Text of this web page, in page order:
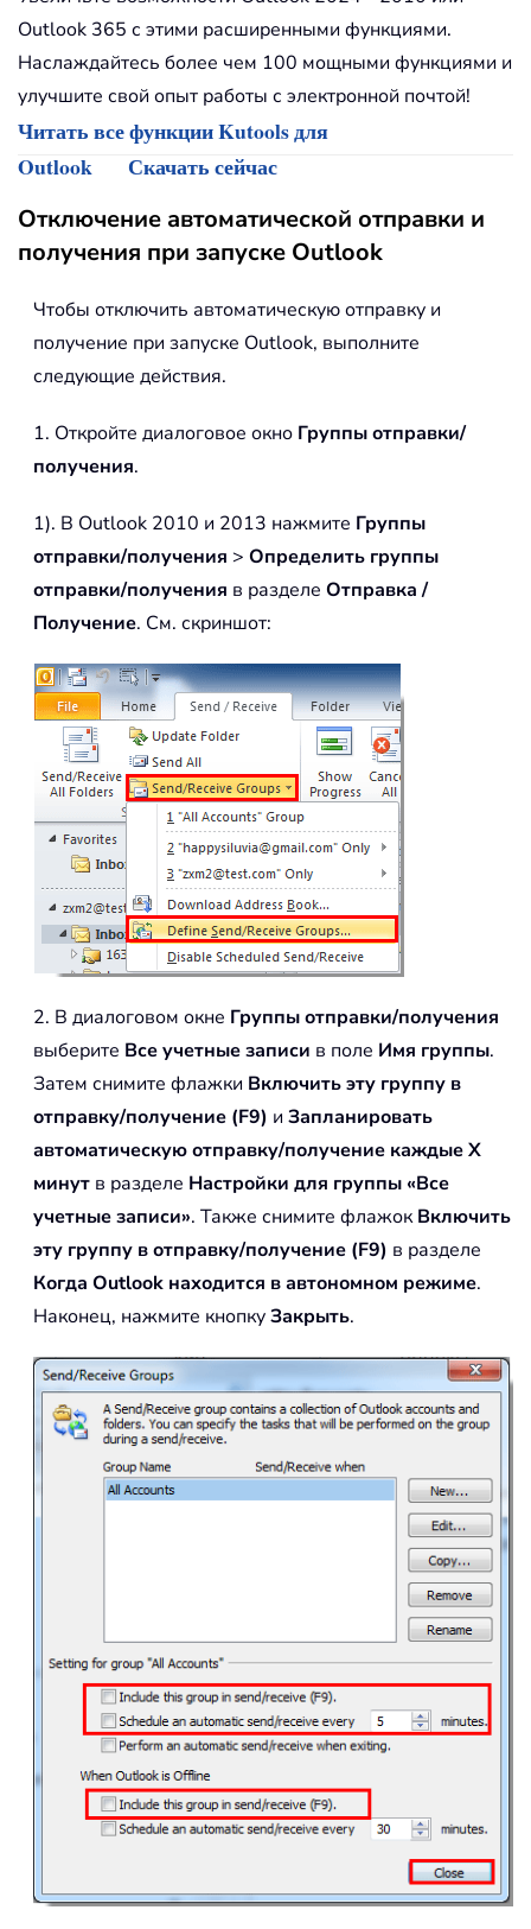
Outlook 365 с этими расширенными функциями.
Наслаждайтесь более чем 100 мощными функциями и
улучшите свой опыт работы с электронной почтой!
Читать все функции Kutools для
Outlook
Скачать сейчас
Отключение автоматической отправки и
получения при запуске Outlook
Чтобы отключить автоматическую отправку и
получение при запуске Outlook, выполните
следующие действия.
1. Откройте диалоговое окно Группы отправки/
получения.
1). В Outlook 2010 и 2013 нажмите Группы
отправки/получения > Определить группы
отправки/получения в разделе Отправка /
Получение. См. скриншот:
2. В диалоговом окне Группы отправки/получения
выберите Все учетные записи в поле Имя группы.
Затем снимите флажки Включить эту группу в
отправку/получение (F9) и Запланировать
автоматическую отправку/получение каждые X
минут в разделе Настройки для группы «Все
учетные записи». Также снимите флажокВключить
эту группу в отправку/получение (F9) в разделе
Когда Outlook находится в автономном режиме.
Наконец, нажмите кнопкуЗакрыть.